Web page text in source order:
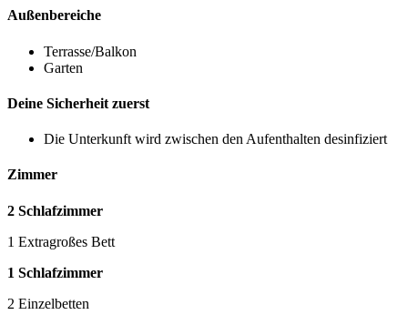
Außenbereiche
Terrasse/Balkon
Garten
Deine Sicherheit zuerst
Die Unterkunft wird zwischen den Aufenthalten desinfiziert
Zimmer
2 Schlafzimmer
1 Extragroßes Bett
1 Schlafzimmer
2 Einzelbetten